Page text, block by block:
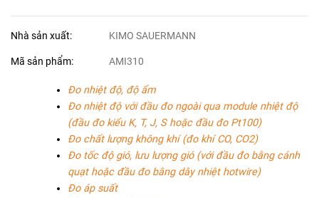
Nhà sản xuất: KIMO SAUERMANN
Mã sản phẩm: AMI310
Đo nhiệt độ, độ ẩm
Đo nhiệt độ với đầu đo ngoài qua module nhiệt độ
(đầu đo kiểu K, T, J, S hoặc đầu đo Pt100)
Đo chất lượng không khí (đo khí CO, CO2)
Đo tốc độ gió, lưu lượng gió (với đầu đo bằng cánh
quạt hoặc đầu đo bằng dây nhiệt hotwire)
Đo áp suất